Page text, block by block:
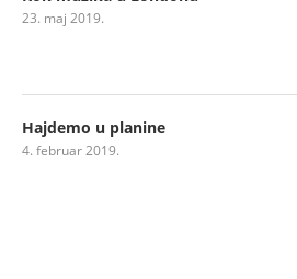
23. maj 2019.
Hajdemo u planine
4. februar 2019.